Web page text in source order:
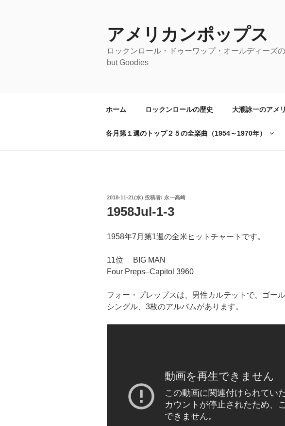
アメリカンポップス
ロックンロール・ドゥーワップ・オールディーズ
but Goodies
ホーム ロックンロールの歴史 大瀧詠一のアメ
各月第１週のトップ２５の全楽曲（1954～1970年）
投
2018-11-21(水) 投稿者: 永一高崎
1958Jul-1-3
1958年7月第1週の全米ヒットチャートです。
11位 BIG MAN
Four Preps–Capitol 3960
フォー・プレップスは、男性カルテットで、ゴー
シングル、3枚のアルバムがあります。